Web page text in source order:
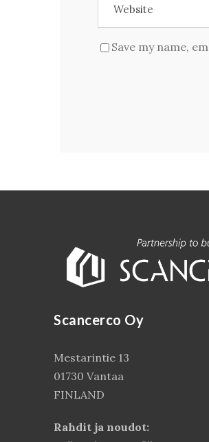
Save my name,
Scancerco Oy
Mestarintie 13
01730 Vantaa
FINLAND
Rahdit ja noudot: